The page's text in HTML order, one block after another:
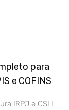
para
e COFINS
IRPJ e CSLL